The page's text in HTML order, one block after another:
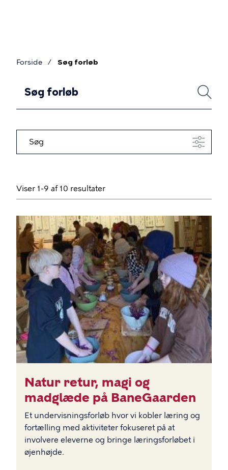
Forside Søg forløb
SØG
Søg
Viser 1-9 af 10 resultater
BILLEDE
Natur retur, magi og
madglæde på BaneGaarden
Et undervisningsforløb hvor vi kobler læring og
fortælling med aktiviteter fokuseret på at
involvere eleverne og bringe læringsforløbet i
øjenhøjde.